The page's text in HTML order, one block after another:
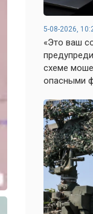
5-08-2026,
«Это ваш
схеме
опасными